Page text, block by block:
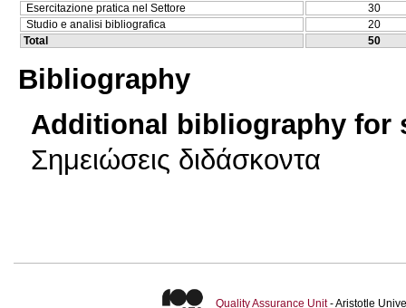
Esercitazione pratica nel Settore
30
Studio e analisi bibliografica
20
Total
50
Bibliography
Additional bibliography for
Σημειώσεις διδάσκοντα
Quality Assurance Unit- Aristotle